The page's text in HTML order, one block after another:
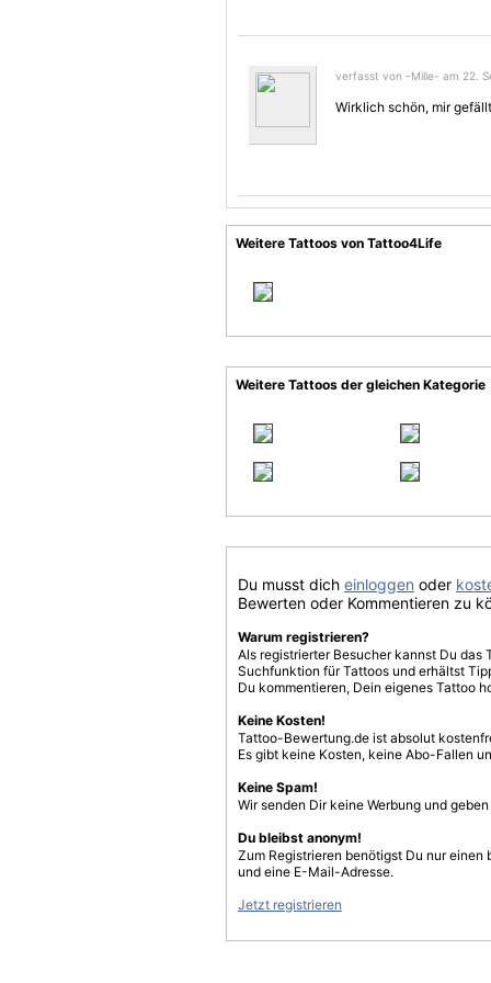
verfasst von -Mille- am 22.
Wirklich schön, mir
Weitere Tattoos von Tattoo4Life
Weitere Tattoos der gleichen Kategorie
Du musst dich einloggen oder
Bewerten oder Kommentieren zu
Warum registrieren?
Als registrierter Besucher kannst Du
Suchfunktion für Tattoos und erhältst
Du kommentieren, Dein eigenes Tattoo
Keine Kosten!
Tattoo-Bewertung.de ist absolut
Es gibt keine Kosten, keine Abo-Fallen
Keine Spam!
Wir senden Dir keine Werbung und
Du bleibst anonym!
Zum Registrieren benötigst Du nur einen
und eine E-Mail-Adresse.
Jetzt registrieren